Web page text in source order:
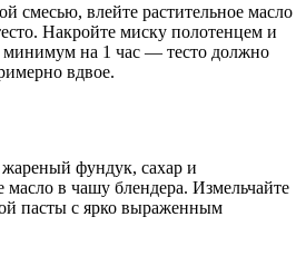
смесью, влейте растительное масло
Накройте миску полотенцем и
минимум на 1 час — тесто должно
вдвое.
фундук, сахар и
масло в чашу блендера. Измельчайте
пасты с ярко выраженным